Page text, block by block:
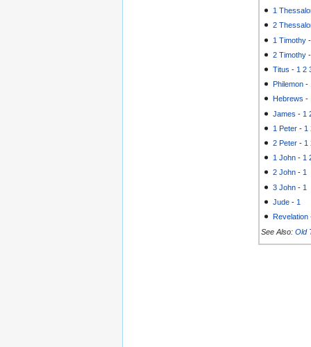
1
2
1 Timothy
2 Timothy
Titus - 1 2
Philemon -
Hebrews -
James - 1
1 Peter - 1
2 Peter - 1
1 John - 1
2 John - 1
3 John - 1
Jude - 1
Revelation
See Also: Old